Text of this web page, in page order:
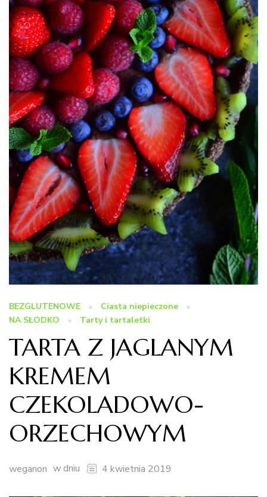
BEZGLUTENOWE
Ciasta niepieczone
NA SŁODKO
Tarty i tartaletki
TARTA Z JAGLANYM
KREMEM
CZEKOLADOWO-
ORZECHOWYM
weganon w dniu 4 kwietnia 2019